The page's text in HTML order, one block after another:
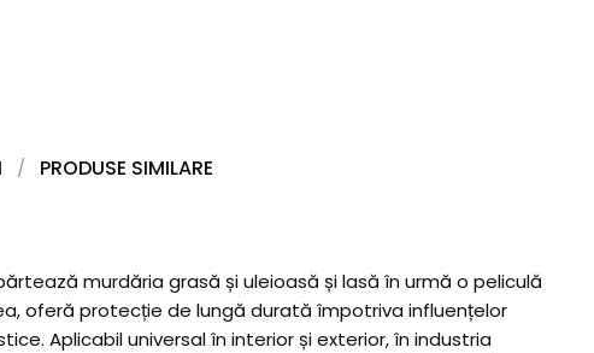
PRODUSE SIMILARE
murdăria grasă și uleioasă și lasă în urmă o peliculă
oferă protecție de lungă durată împotriva influențelor
Aplicabil universal în interior și exterior, în industria